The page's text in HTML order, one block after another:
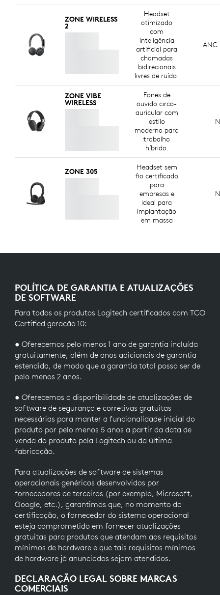
ZONE WIRELESS
2
Headset
otimizado
com
inteligência
artificial para
chamadas
bidirecionais
livres de ruído.
ANC
ZONE VIBE
WIRELESS
Fones de
ouvido circo-
auricular com
estilo
moderno para
trabalho
híbrido.
ZONE 305
Headset sem
fio certificado
para
empresas e
ideal para
implantação
em massa
POLÍTICA DE GARANTIA E ATUALIZAÇÕES
DE SOFTWARE
Para todos os produtos Logitech certificados com TCO
Certified geração 10:
● Oferecemos pelo menos 1 ano de garantia incluída
gratuitamente, além de anos adicionais de garantia
estendida, de modo que a garantia total possa ser de
pelo menos 2 anos.
● Oferecemos a disponibilidade de atualizações de
software de segurança e corretivas gratuitas
necessárias para manter a funcionalidade inicial do
produto por pelo menos 5 anos a partir da data de
venda do produto pela Logitech ou da última
fabricação.
Para atualizações de software de sistemas
operacionais genéricos desenvolvidos por
fornecedores de terceiros (por exemplo, Microsoft,
Google, etc.), garantimos que, no momento da
certificação, o fornecedor do sistema operacional
esteja comprometido em fornecer atualizações
gratuitas para produtos que atendam aos requisitos
mínimos de hardware e que tais requisitos mínimos
de hardware já anunciados sejam atendidos.
DECLARAÇÃO LEGAL SOBRE MARCAS
COMERCIAIS